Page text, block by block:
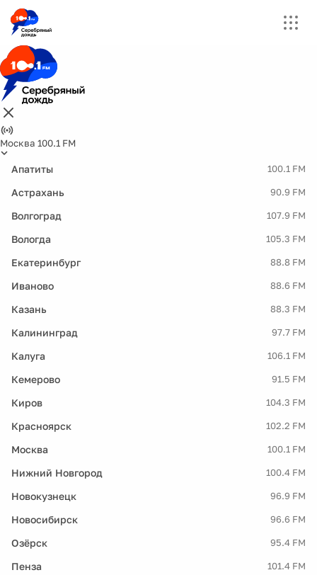
Москва 100.1 FM
Апатиты 100.1 FM
Астрахань 90.9 FM
Волгоград 107.9 FM
Вологда 105.3 FM
Екатеринбург 88.8 FM
Иваново 88.6 FM
Казань 88.3 FM
Калининград 97.7 FM
Калуга 106.1 FM
Кемерово 91.5 FM
Киров 104.3 FM
Красноярск 102.2 FM
Москва 100.1 FM
Нижний Новгород 100.4 FM
Новокузнецк 96.9 FM
Новосибирск 96.6 FM
Озёрск 95.4 FM
Пенза 101.4 FM